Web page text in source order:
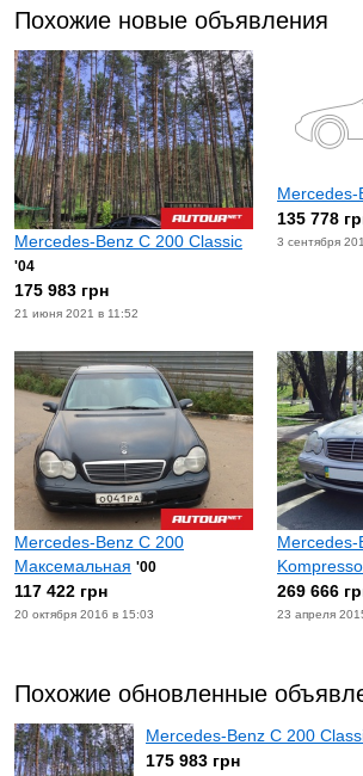
Похожие новые объявления
Mercedes-Benz C 200 Classic
'04
175 983 грн
21 июня 2021 в 11:52
Mercedes-
135 778
3 сентября
Mercedes-Benz C 200
Максемальная '00
117 422 грн
20 октября 2016 в 15:03
Mercedes-
269 666
23 апреля
Похожие обновленные
Mercedes-Benz C 200
175 983 грн